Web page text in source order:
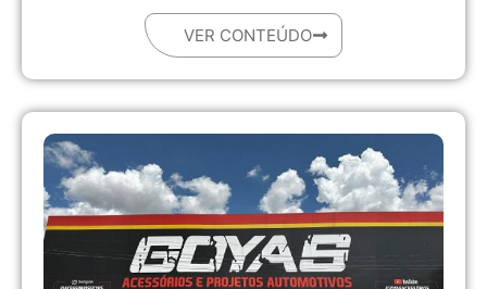
VER CONTEÚDO